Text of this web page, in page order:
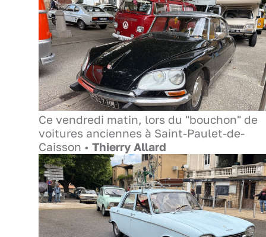
Ce vendredi matin, lors du "bouchon" de
voitures anciennes à Saint-Paulet-de-
Caisson • Thierry Allard